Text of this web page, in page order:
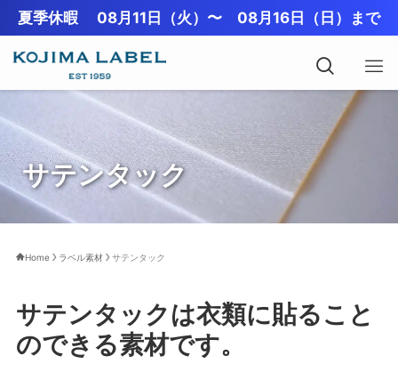
夏季休暇 08月11日（火）〜 08月16日（日）まで
サテンタック
Home ラベル素材 サテンタック
サテンタックは衣類に貼ること
のできる素材です。